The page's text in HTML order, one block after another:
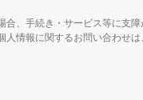
、手続き・サービス等に支
人情報に関するお問い合わ